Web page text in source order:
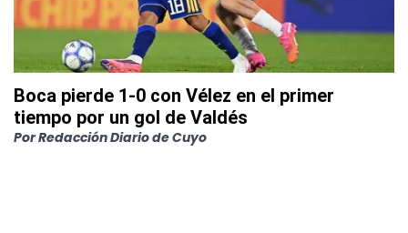
Boca pierde 1-0 con Vélez en el primer
tiempo por un gol de Valdés
PorRedacción Diario de Cuyo